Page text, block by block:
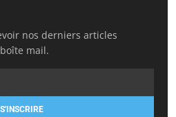
nos derniers articles
mail.
S'INSCRIRE